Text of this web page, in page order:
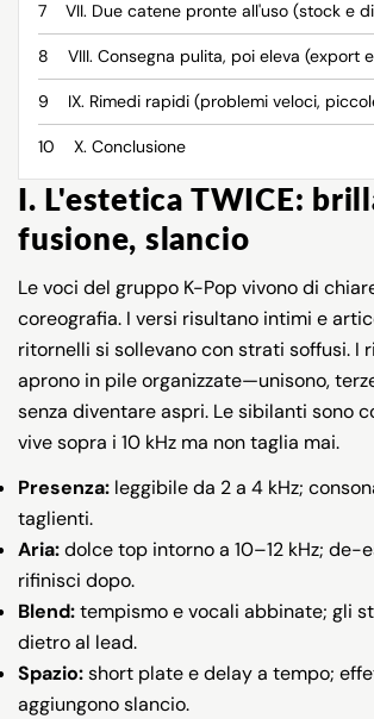
VII. Due catene pronte all'uso (stock e
VIII. Consegna pulita, poi eleva (export
IX. Rimedi rapidi (problemi veloci,
X. Conclusione
I. L'estetica TWICE:
fusione, slancio
Le voci del gruppo K-Pop vivono di
coreografia. I versi risultano intimi e
ritornelli si sollevano con strati soffusi. I
aprono in pile organizzate—unisono,
senza diventare aspri. Le sibilanti sono
vive sopra i 10 kHz ma non taglia mai.
Presenza: leggibile da 2 a 4 kHz;
taglienti.
Aria:dolce top intorno a 10–12 kHz; de-
rifinisci dopo.
Blend:tempismo e vocali abbinate; gli
dietro al lead.
Spazio:short plate e delay a tempo;
aggiungono slancio.